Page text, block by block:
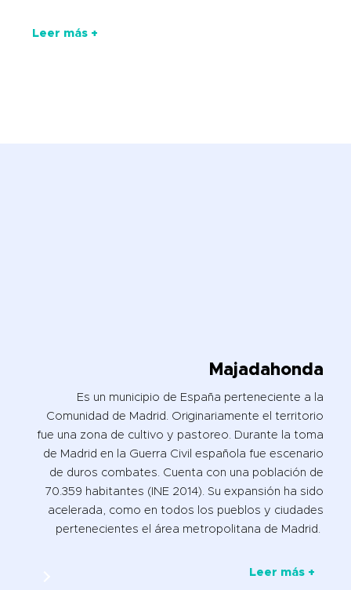
Leer más +
Majadahonda
Es un municipio de España perteneciente a la
Comunidad de Madrid. Originariamente el territorio
fue una zona de cultivo y pastoreo. Durante la toma
de Madrid en la Guerra Civil española fue escenario
de duros combates. Cuenta con una población de
70.359 habitantes (INE 2014). Su expansión ha sido
acelerada, como en todos los pueblos y ciudades
pertenecientes el área metropolitana de Madrid.
Leer más +